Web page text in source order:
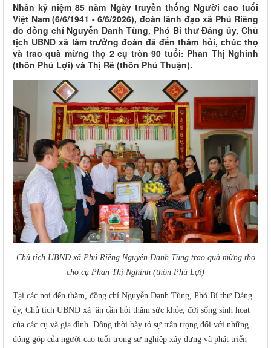
Nhân kỷ niệm 85 năm Ngày truyền thống Người cao tuổi
Việt Nam (6/6/1941 - 6/6/2026), đoàn lãnh đạo xã Phú Riềng
do đồng chí Nguyễn Danh Tùng, Phó Bí thư Đảng ủy, Chủ
tịch UBND xã làm trưởng đoàn đã đến thăm hỏi, chúc thọ
và trao quà mừng thọ 2 cụ tròn 90 tuổi: Phan Thị Nghinh
(thôn Phú Lợi) và Thị Rẽ (thôn Phú Thuận).
Chủ tịch UBND xã Phú Riềng Nguyễn Danh Tùng trao quà mừng thọ
cho cụ Phan Thị Nghinh (thôn Phú Lợi)
Tại các nơi đến thăm, đồng chí Nguyễn Danh Tùng, Phó Bí thư Đảng
ủy, Chủ tịch UBND xã ân cần hỏi thăm sức khỏe, đời sống sinh hoạt
của các cụ và gia đình. Đồng thời bày tỏ sự trân trọng đối với những
đóng góp của người cao tuổi trong sự nghiệp xây dựng và phát triển